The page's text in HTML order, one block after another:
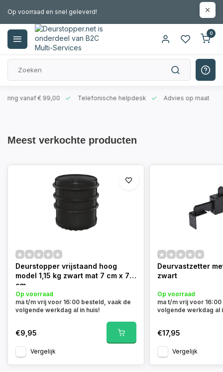
Op voorraad en snel geleverd!
0
vanaf € 99,00 Telefonische helpdesk Advies op maat
Meest verkochte producten
Deurstopper vrijstaand hoog
model 1,15 kg zwart mat 7 cm x 7.7
cm
Op voorraad
ma t/m vrij voor 16:00 besteld, vaak de
volgende werkdag al in huis!
€9,95
Vergelijk
Deurvastzetter
zwart
Op voorraad
ma t/m vrij voor
volgende werkdag al
€17,95
Vergelijk